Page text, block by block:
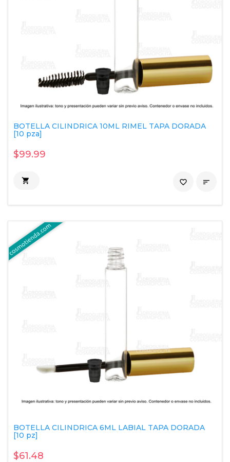
BOTELLA CILINDRICA 10ML RIMEL TAPA DORADA
[10 pza]
$99.99
 
favorite_border
BOTELLA CILINDRICA 6ML LABIAL TAPA DORADA
[10 pz]
$61.48